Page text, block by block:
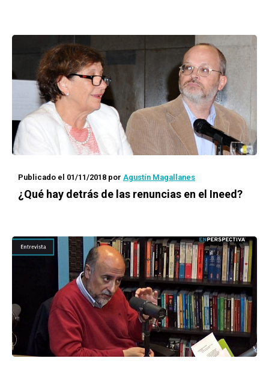
Publicado el 01/11/2018 por Agustín Magallanes
¿Qué hay detrás de las renuncias en el Ineed?